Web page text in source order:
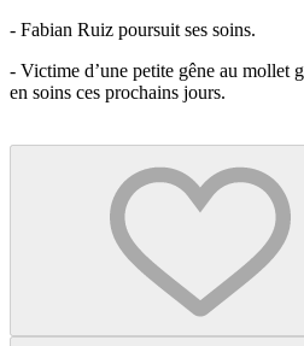
- Fabian Ruiz poursuit ses soins.
- Victime d’une petite gêne au mollet
en soins ces prochains jours.